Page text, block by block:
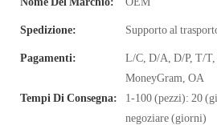
Spedizione: Supporto al
Pagamenti:
L/C, D/A, D/P, T/T,
MoneyGram, OA
Tempi Di Consegna:
1-100 (pezzi): 20
negoziare (giorni)